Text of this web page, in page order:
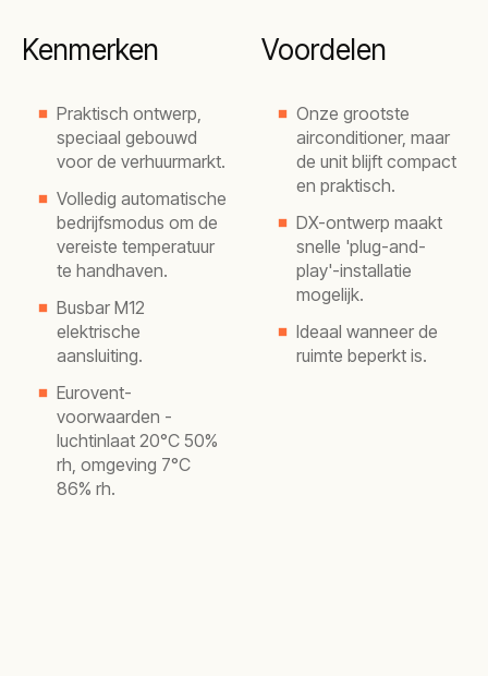
Kenmerken
Praktisch ontwerp,
speciaal gebouwd
voor de verhuurmarkt.
Volledig automatische
bedrijfsmodus om de
vereiste temperatuur
te handhaven.
Busbar M12
elektrische
aansluiting.
Eurovent-
voorwaarden -
luchtinlaat 20°C 50%
rh, omgeving 7°C
86% rh.
Voordelen
Onze grootste
airconditioner, maar
de unit blijft compact
en praktisch.
DX-ontwerp maakt
snelle 'plug-and-
play'-installatie
mogelijk.
Ideaal wanneer de
ruimte beperkt is.